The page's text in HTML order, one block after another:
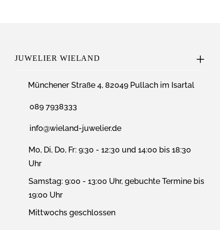
JUWELIER WIELAND
Münchener Straße 4, 82049 Pullach im Isartal
089 7938333
info@wieland-juwelier.de
Mo, Di, Do, Fr: 9:30 - 12:30 und 14:00 bis 18:30
Uhr
Samstag: 9:00 - 13:00 Uhr, gebuchte Termine bis
19:00 Uhr
Mittwochs geschlossen